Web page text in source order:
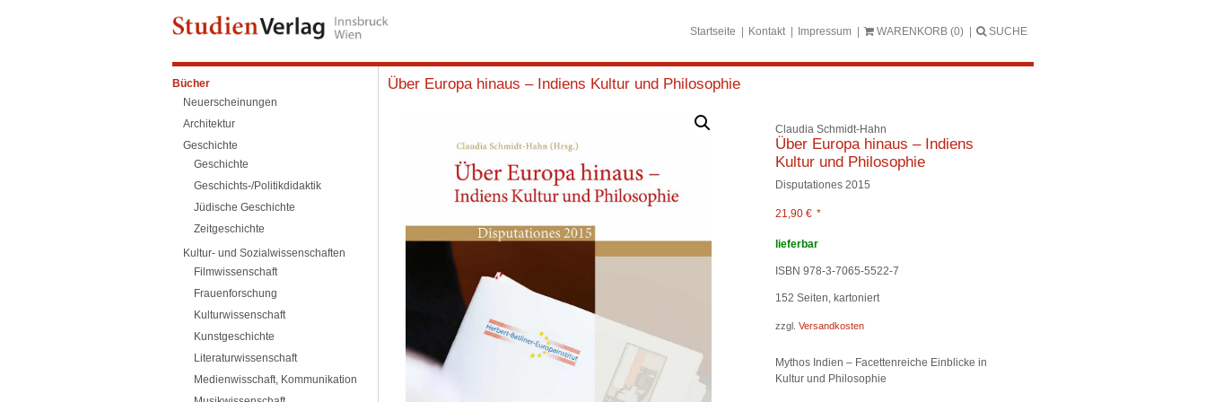
Startseite Kontakt Impressum WARENKORB (0) SUCHE
Bücher
Neuerscheinungen
Architektur
Geschichte
Geschichte
Geschichts-/Politikdidaktik
Jüdische Geschichte
Zeitgeschichte
Kultur- und Sozialwissenschaften
Filmwissenschaft
Frauenforschung
Kulturwissenschaft
Kunstgeschichte
Literaturwissenschaft
Medienwisschaft, Kommunikation
Über Europa hinaus – Indiens Kultur und Philosophie
Claudia Schmidt-Hahn
Über Europa hinaus – Indiens
Kultur und Philosophie
Disputationes 2015
21,90 € *
lieferbar
ISBN 978-3-7065-5522-7
152 Seiten, kartoniert
zzgl. Versandkosten
Mythos Indien – Facettenreiche Einblicke in
Kultur und Philosophie